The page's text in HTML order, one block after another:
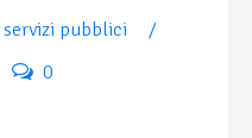
servizi pubblici
/
0